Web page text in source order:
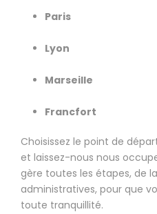
Paris
Lyon
Marseille
Francfort
Choisissez le point de
et laissez-nous nous
gère toutes les étapes, de
administratives, pour que
toute tranquillité.